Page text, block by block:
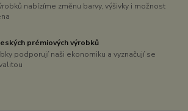
nabízíme změnu barvy, výšivky i možnost
prémiových výrobků
podporují naši ekonomiku a vyznačují se